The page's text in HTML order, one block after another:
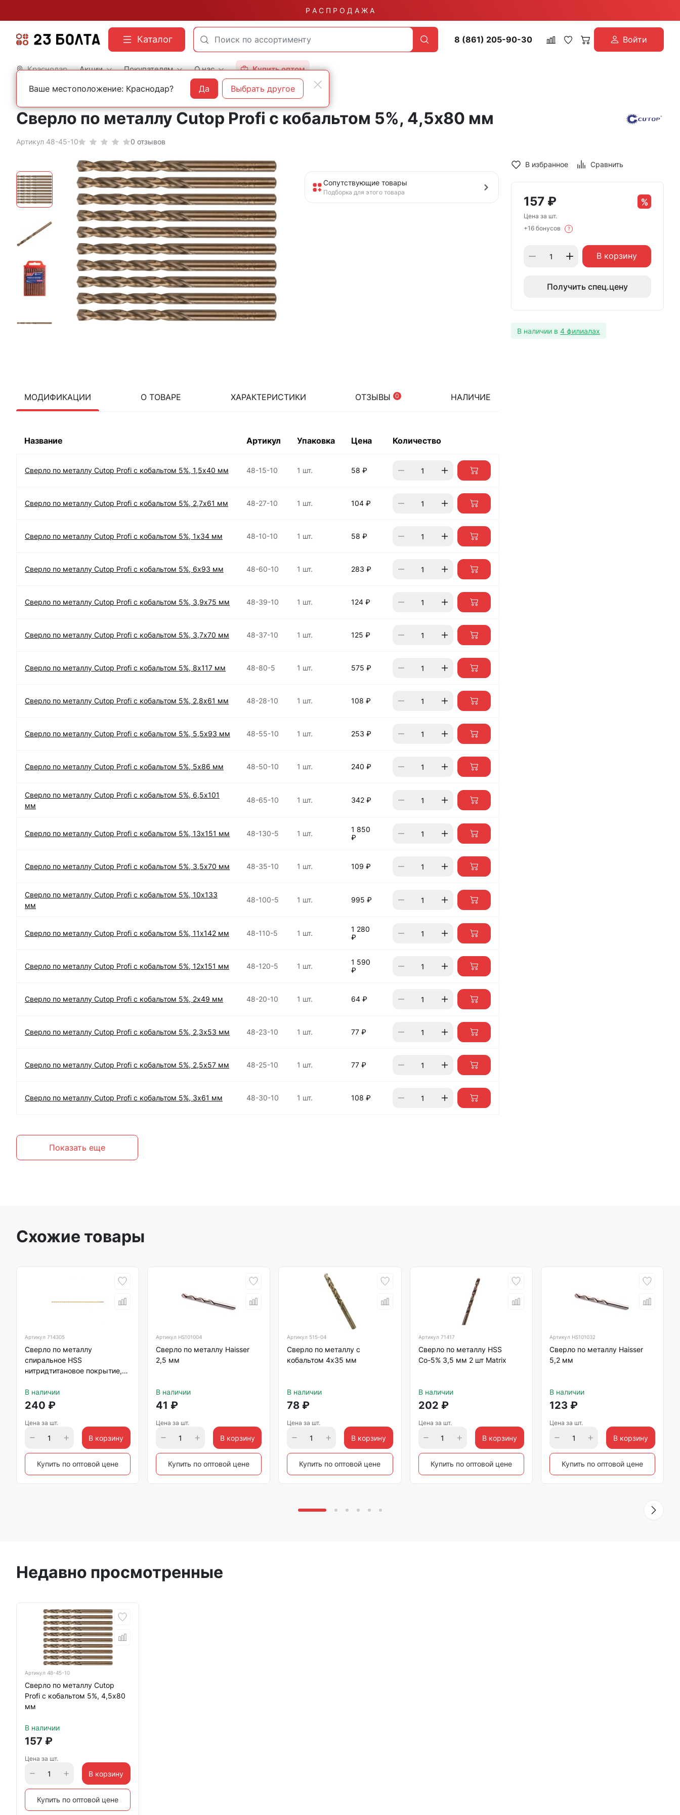
Р А С П Р О Д А Ж А
Каталог 8 (861) 205-90-30 Войти
Краснодар Акции Покупателям О нас Купить оптом
Главная Оснастка Сверла По металлу Кобальтовые
Сверло по металлу Cutop Profi с кобальтом 5%, 4,5х80 мм
Артикул 48-45-10 0 отзывов
Сопутствующие товары
Подборка для этого товара
МОДИФИКАЦИИ О ТОВАРЕ ХАРАКТЕРИСТИКИ ОТЗЫВЫ 0 НАЛИЧИЕ
Название Артикул Упаковка Цена Количество
Сверло по металлу Cutop Profi с кобальтом 5%, 1,5х40 мм 48-15-10 1 шт. 58 ₽
Сверло по металлу Cutop Profi с кобальтом 5%, 2,7х61 мм 48-27-10 1 шт. 104 ₽
Сверло по металлу Cutop Profi с кобальтом 5%, 1х34 мм 48-10-10 1 шт. 58 ₽
Сверло по металлу Cutop Profi с кобальтом 5%, 6х93 мм 48-60-10 1 шт. 283 ₽
Сверло по металлу Cutop Profi с кобальтом 5%, 3,9х75 мм 48-39-10 1 шт. 124 ₽
Сверло по металлу Cutop Profi с кобальтом 5%, 3,7х70 мм 48-37-10 1 шт. 125 ₽
Сверло по металлу Cutop Profi с кобальтом 5%, 8х117 мм 48-80-5 1 шт. 575 ₽
Сверло по металлу Cutop Profi с кобальтом 5%, 2,8х61 мм 48-28-10 1 шт. 108 ₽
Сверло по металлу Cutop Profi с кобальтом 5%, 5,5х93 мм 48-55-10 1 шт. 253 ₽
Сверло по металлу Cutop Profi с кобальтом 5%, 5х86 мм 48-50-10 1 шт. 240 ₽
Сверло по металлу Cutop Profi с кобальтом 5%, 6,5х101
мм
48-65-10 1 шт. 342 ₽
Сверло по металлу Cutop Profi с кобальтом 5%, 13х151 мм 48-130-5 1 шт.
1 850
₽
Сверло по металлу Cutop Profi с кобальтом 5%, 3,5х70 мм 48-35-10 1 шт. 109 ₽
Сверло по металлу Cutop Profi с кобальтом 5%, 10х133
мм
48-100-5 1 шт. 995 ₽
Сверло по металлу Cutop Profi с кобальтом 5%, 11х142 мм 48-110-5 1 шт.
1 280
₽
Сверло по металлу Cutop Profi с кобальтом 5%, 12х151 мм 48-120-5 1 шт.
1 590
₽
Сверло по металлу Cutop Profi с кобальтом 5%, 2х49 мм 48-20-10 1 шт. 64 ₽
Сверло по металлу Cutop Profi с кобальтом 5%, 2,3х53 мм 48-23-10 1 шт. 77 ₽
Сверло по металлу Cutop Profi с кобальтом 5%, 2,5х57 мм 48-25-10 1 шт. 77 ₽
Сверло по металлу Cutop Profi с кобальтом 5%, 3х61 мм 48-30-10 1 шт. 108 ₽
Показать еще
В избранное Сравнить
157 ₽
Цена за шт.
+16 бонусов
?
В корзину
Получить спец.цену
В наличии в 4 филиалах
Схожие товары
Артикул 714305
Сверло по металлу
спиральное HSS
нитридтитановое покрытие,
В наличии
240 ₽
Цена за шт.
В корзину
Купить по оптовой цене
Артикул HS101004
Сверло по металлу Haisser
2,5 мм
В наличии
41 ₽
Цена за шт.
В корзину
Купить по оптовой цене
Артикул 515-04
Сверло по металлу с
кобальтом 4х35 мм
В наличии
78 ₽
Цена за шт.
В корзину
Купить по оптовой цене
Артикул 71417
Сверло по металлу HSS
Со-5% 3,5 мм 2 шт Matrix
В наличии
202 ₽
Цена за шт.
В корзину
Купить по оптовой цене
Артикул HS101032
Сверло по металлу Haisser
5,2 мм
В наличии
123 ₽
Цена за шт.
В корзину
Купить по оптовой цене
Недавно просмотренные
Артикул 48-45-10
Сверло по металлу Cutop
Profi с кобальтом 5%, 4,5х80
мм
В наличии
157 ₽
Цена за шт.
В корзину
Купить по оптовой цене
Ваше местоположение: Краснодар? Да Выбрать другое